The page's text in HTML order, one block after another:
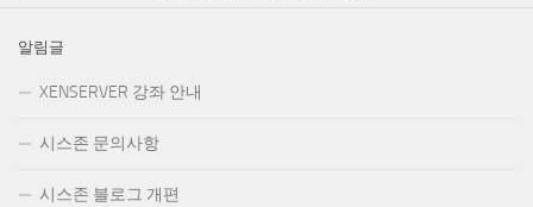
알림글
XENSERVER 강좌 안내
시스존 문의사항
시스존 블로그 개편